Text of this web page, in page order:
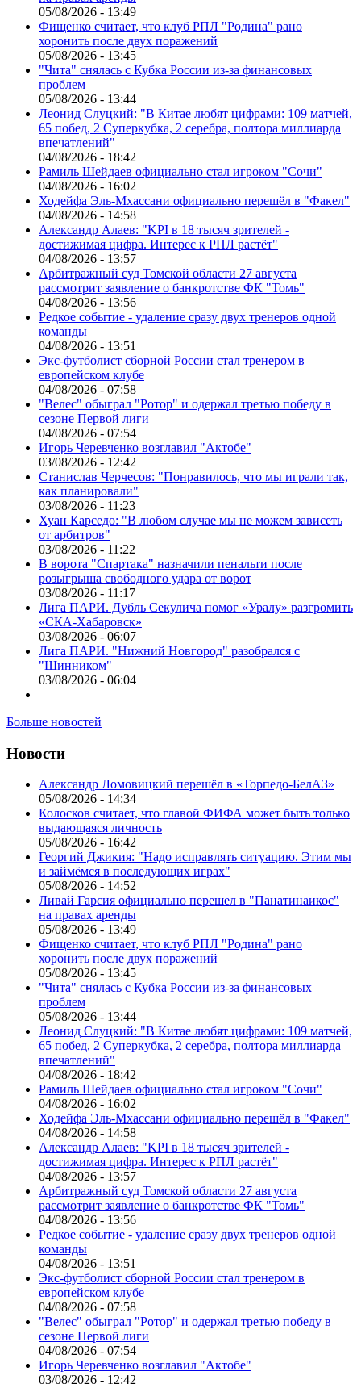
05/08/2026 - 13:49
Фищенко считает, что клуб РПЛ "Родина" рано
хоронить после двух поражений
05/08/2026 - 13:45
"Чита" снялась с Кубка России из-за финансовых
проблем
05/08/2026 - 13:44
Леонид Слуцкий: "В Китае любят цифрами: 109 матчей,
65 побед, 2 Суперкубка, 2 серебра, полтора миллиарда
впечатлений"
04/08/2026 - 18:42
Рамиль Шейдаев официально стал игроком "Сочи"
04/08/2026 - 16:02
Ходейфа Эль-Мхассани официально перешёл в "Факел"
04/08/2026 - 14:58
Александр Алаев: "KPI в 18 тысяч зрителей -
достижимая цифра. Интерес к РПЛ растёт"
04/08/2026 - 13:57
Арбитражный суд Томской области 27 августа
рассмотрит заявление о банкротстве ФК "Томь"
04/08/2026 - 13:56
Редкое событие - удаление сразу двух тренеров одной
команды
04/08/2026 - 13:51
Экс-футболист сборной России стал тренером в
европейском клубе
04/08/2026 - 07:58
"Велес" обыграл "Ротор" и одержал третью победу в
сезоне Первой лиги
04/08/2026 - 07:54
Игорь Черевченко возглавил "Актобе"
03/08/2026 - 12:42
Станислав Черчесов: "Понравилось, что мы играли так,
как планировали"
03/08/2026 - 11:23
Хуан Карседо: "В любом случае мы не можем зависеть
от арбитров"
03/08/2026 - 11:22
В ворота "Спартака" назначили пенальти после
розыгрыша свободного удара от ворот
03/08/2026 - 11:17
Лига ПАРИ. Дубль Секулича помог «Уралу» разгромить
«СКА-Хабаровск»
03/08/2026 - 06:07
Лига ПАРИ. "Нижний Новгород" разобрался с
"Шинником"
03/08/2026 - 06:04
Больше новостей
Новости
Александр Ломовицкий перешёл в «Торпедо-БелАЗ»
05/08/2026 - 14:34
Колосков считает, что главой ФИФА может быть только
выдающаяся личность
05/08/2026 - 16:42
Георгий Джикия: "Надо исправлять ситуацию. Этим мы
и займёмся в последующих играх"
05/08/2026 - 14:52
Ливай Гарсия официально перешел в "Панатинаикос"
на правах аренды
05/08/2026 - 13:49
Фищенко считает, что клуб РПЛ "Родина" рано
хоронить после двух поражений
05/08/2026 - 13:45
"Чита" снялась с Кубка России из-за финансовых
проблем
05/08/2026 - 13:44
Леонид Слуцкий: "В Китае любят цифрами: 109 матчей,
65 побед, 2 Суперкубка, 2 серебра, полтора миллиарда
впечатлений"
04/08/2026 - 18:42
Рамиль Шейдаев официально стал игроком "Сочи"
04/08/2026 - 16:02
Ходейфа Эль-Мхассани официально перешёл в "Факел"
04/08/2026 - 14:58
Александр Алаев: "KPI в 18 тысяч зрителей -
достижимая цифра. Интерес к РПЛ растёт"
04/08/2026 - 13:57
Арбитражный суд Томской области 27 августа
рассмотрит заявление о банкротстве ФК "Томь"
04/08/2026 - 13:56
Редкое событие - удаление сразу двух тренеров одной
команды
04/08/2026 - 13:51
Экс-футболист сборной России стал тренером в
европейском клубе
04/08/2026 - 07:58
"Велес" обыграл "Ротор" и одержал третью победу в
сезоне Первой лиги
04/08/2026 - 07:54
Игорь Черевченко возглавил "Актобе"
03/08/2026 - 12:42